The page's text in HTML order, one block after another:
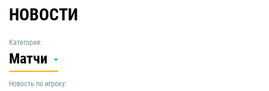
НОВОСТИ
Категория:
Матчи
Новость по игроку: